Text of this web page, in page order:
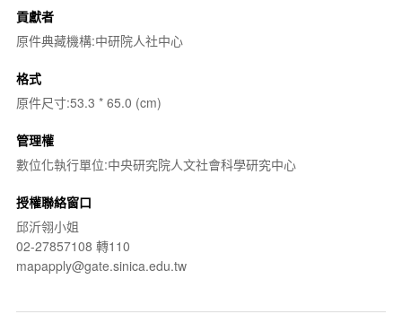
貢獻者
原件典藏機構:中研院人社中心
格式
原件尺寸:53.3 * 65.0 (cm)
管理權
數位化執行單位:中央研究院人文社會科學研究中心
授權聯絡窗口
邱沂翎小姐
02-27857108 轉110
mapapply@gate.sinica.edu.tw